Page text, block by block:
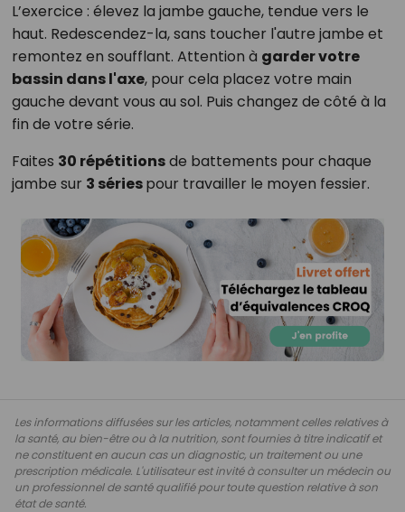
L’exercice : élevez la jambe gauche, tendue vers le
haut. Redescendez-la, sans toucher l'autre jambe et
remontez en soufflant. Attention à garder votre
bassin dans l'axe, pour cela placez votre main
gauche devant vous au sol. Puis changez de côté à la
fin de votre série.
Faites 30 répétitionsde battements pour chaque
jambe sur 3 sériespour travailler le moyen fessier.
Les informations diffusées sur les articles, notamment celles relatives à
la santé, au bien-être ou à la nutrition, sont fournies à titre indicatif et
ne constituent en aucun cas un diagnostic, un traitement ou une
prescription médicale. L'utilisateur est invité à consulter un médecin ou
un professionnel de santé qualifié pour toute question relative à son
état de santé.